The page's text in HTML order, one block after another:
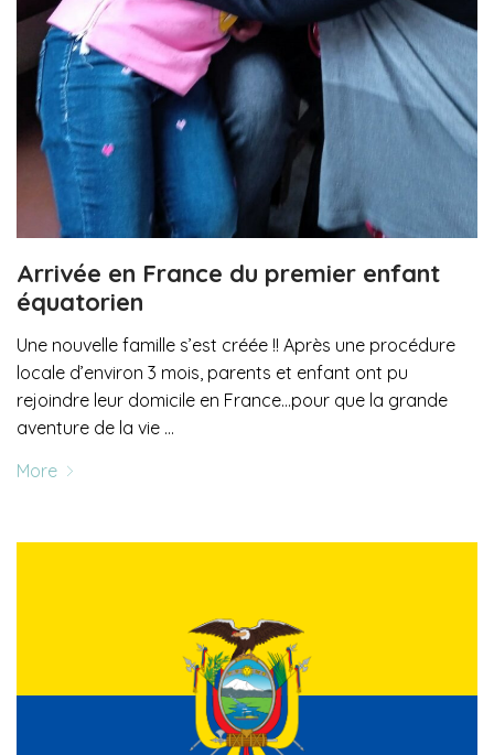
Arrivée en France du premier enfant
équatorien
Une nouvelle famille s’est créée !! Après une procédure
locale d’environ 3 mois, parents et enfant ont pu
rejoindre leur domicile en France…pour que la grande
aventure de la vie …
More